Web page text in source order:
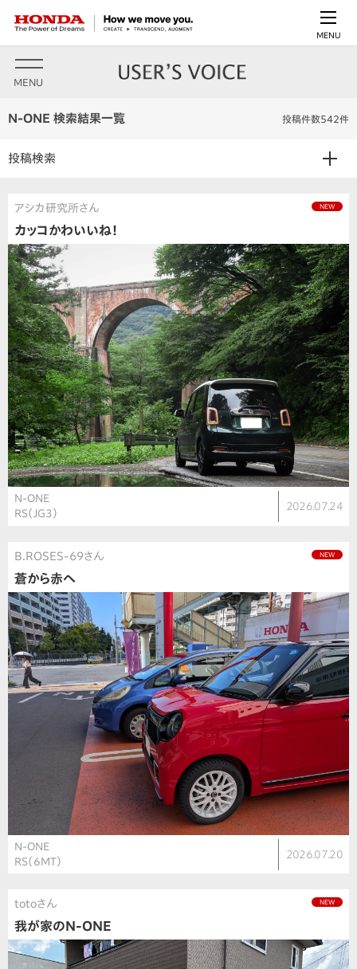
MENU
MENU
N-ONE 検索結果一覧 投稿件数542件
投稿検索
NEW
アシカ研究所さん
カッコかわいいね！
N-ONE
RS（JG3）
2026.07.24
NEW
B.ROSES-69さん
蒼から赤へ
N-ONE
RS（6MT）
2026.07.20
NEW
totoさん
我が家のN-ONE